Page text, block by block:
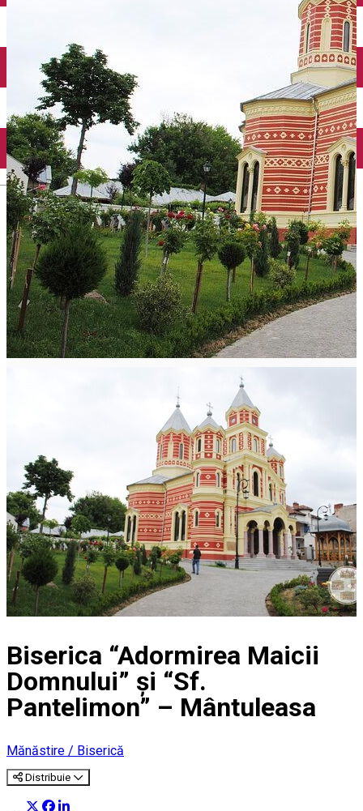
English
Încărcare vehicule electrice
Biserica “Adormirea Maicii
Domnului” și “Sf.
Pantelimon” – Mântuleasa
Mănăstire / Biserică
Distribuie